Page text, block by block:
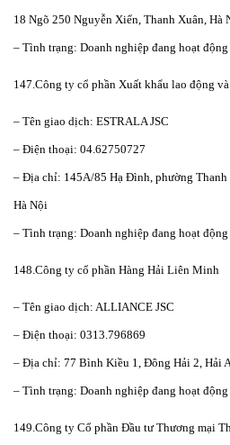
18 Ngõ 250 Nguyễn Xiển, Thanh Xuân, Hà
– Tình trạng: Doanh nghiệp đang hoạt động
147.Công ty cổ phần Xuất khẩu lao động
– Tên giao dịch: ESTRALA JSC
– Điện thoại: 04.62750727
– Địa chỉ: 145A/85 Hạ Đình, phường Thanh
Hà Nội
– Tình trạng: Doanh nghiệp đang hoạt động
148.Công ty cổ phần Hàng Hải Liên Minh
– Tên giao dịch: ALLIANCE JSC
– Điện thoại: 0313.796869
– Địa chỉ: 77 Bình Kiều 1, Đông Hải 2, Hải
– Tình trạng: Doanh nghiệp đang hoạt động
149.Công ty Cổ phần Đầu tư Thương mại